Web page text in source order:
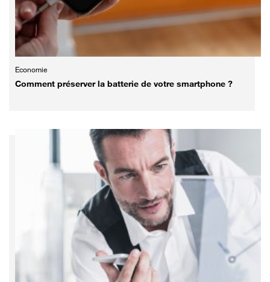
Economie
Comment préserver la batterie de votre smartphone ?